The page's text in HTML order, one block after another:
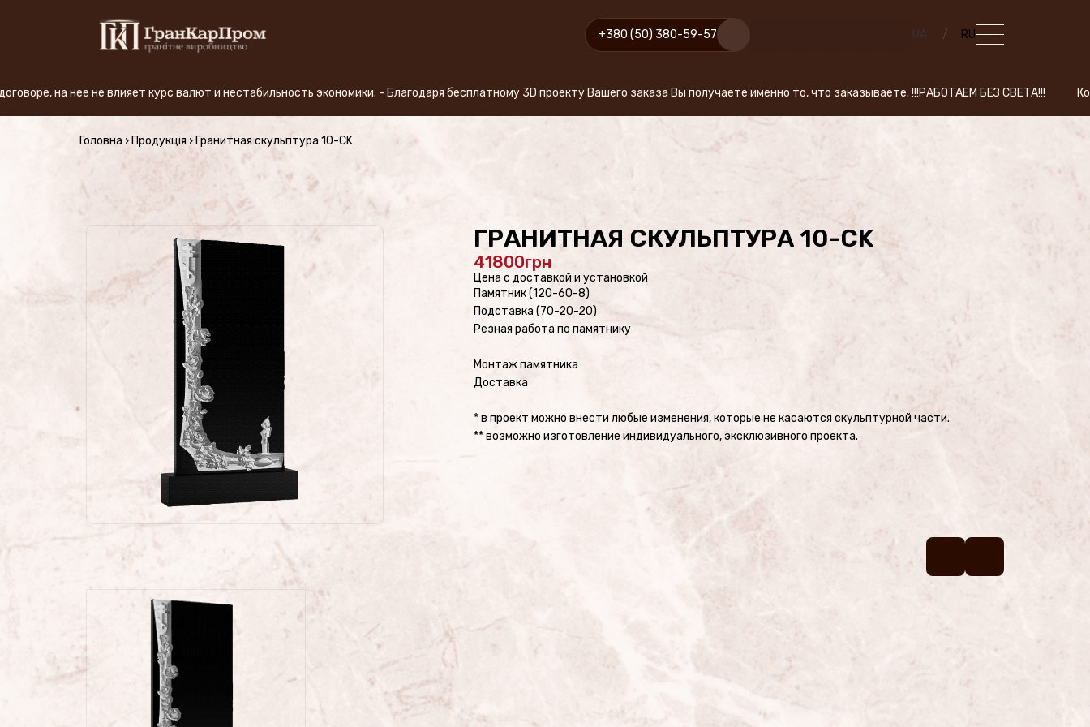
+380 (50) 380-59-57 UA RU
+380 (50) 380-59-57
ПРОИЗВОДСТВО
Наши работы
Скульптуры на кладбище
Памятники культуры
Скульптуры из стекла/
ФОТОКАТАЛОГ
курс валют и нестабильность экономики. - Благодаря бесплатному 3D проекту Вашего заказа Вы получаете именно то, что заказываете. !!!РАБОТАЕМ БЕЗ СВЕТА!!! Когда
Головна › Продукція › Гранитная скульптура 10-CK
ГРАНИТНАЯ СКУЛЬПТУРА 10-CK
41800
Цена с доставкой и установкой
Памятник (120-60-8)
Подставка (70-20-20)
Резная работа по памятнику
Монтаж памятника
Доставка
* в проект можно внести любые изменения, которые не касаются скульптурной части.
** возможно изготовление индивидуального, эксклюзивного проекта.